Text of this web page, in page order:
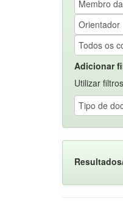
Adicionar
Utilizar